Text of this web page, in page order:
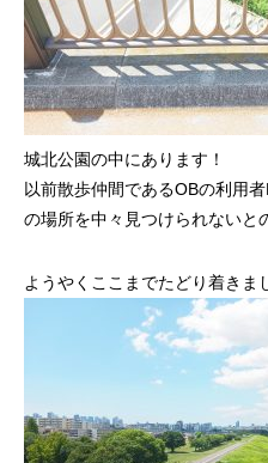
城北公園の中にあります！
以前散歩仲間であるOBの利用
の場所を中々見つけられないと
ようやくここまでたどり着きま